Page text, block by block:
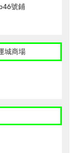
號鋪
城商場